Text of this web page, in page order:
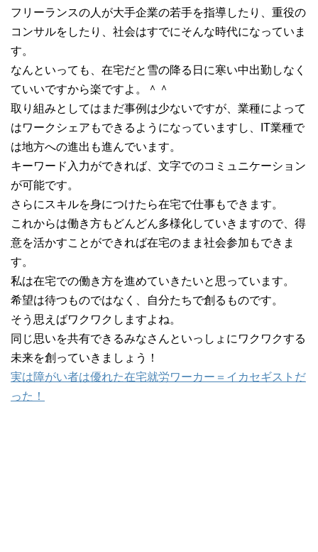
フリーランスの人が大手企業の若手を指導したり、重役の
コンサルをしたり、社会はすでにそんな時代になっていま
す。
なんといっても、在宅だと雪の降る日に寒い中出勤しなく
ていいですから楽ですよ。＾＾
取り組みとしてはまだ事例は少ないですが、業種によって
はワークシェアもできるようになっていますし、IT業種で
は地方への進出も進んでいます。
キーワード入力ができれば、文字でのコミュニケーション
が可能です。
さらにスキルを身につけたら在宅で仕事もできます。
これからは働き方もどんどん多様化していきますので、得
意を活かすことができれば在宅のまま社会参加もできま
す。
私は在宅での働き方を進めていきたいと思っています。
希望は待つものではなく、自分たちで創るものです。
そう思えばワクワクしますよね。
同じ思いを共有できるみなさんといっしょにワクワクする
未来を創っていきましょう！
実は障がい者は優れた在宅就労ワーカー＝イカセギストだ
った！